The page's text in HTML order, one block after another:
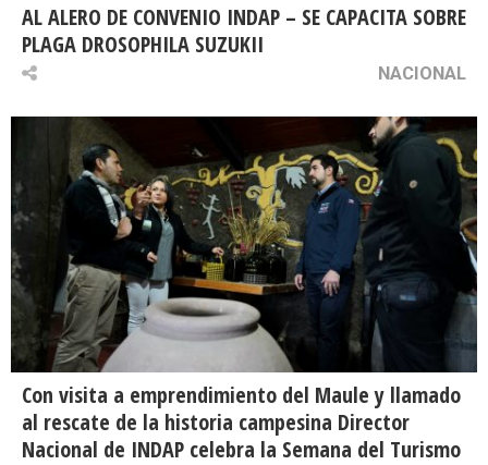
AL ALERO DE CONVENIO INDAP – SE CAPACITA SOBRE
PLAGA DROSOPHILA SUZUKII
NACIONAL
Con visita a emprendimiento del Maule y llamado
al rescate de la historia campesina Director
Nacional de INDAP celebra la Semana del Turismo